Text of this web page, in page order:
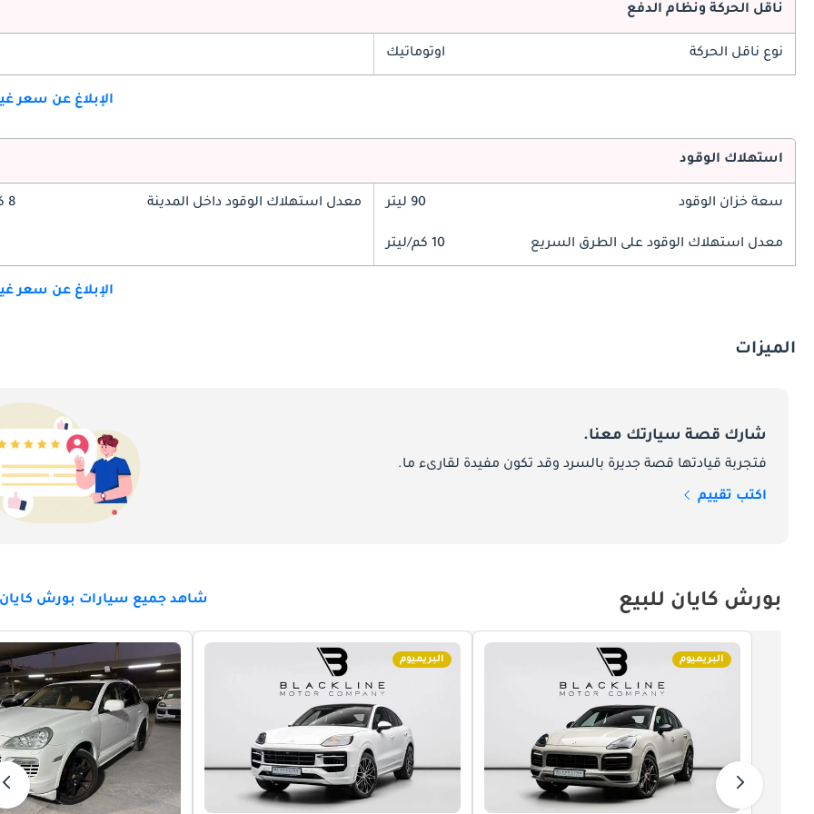
ناقل الحركة ونظام الدفع
نوع ناقل الحركة اوتوماتيك
الإبلاغ عن سعر
استهلاك الوقود
سعة خزان الوقود 90 ليتر معدل استهلاك الوقود داخل المدينة 8 كم/ليتر
معدل استهلاك الوقود على الطرق السريع 10 كم/ليتر
الإبلاغ عن سعر
الميزات
شارك قصة سيارتك معنا.
فتجربة قيادتها قصة جديرة بالسرد وقد تكون مفيدة لقارىء ما.
اكتب تقييم
بورش كايان للبيع شاهد جميع سيارات بورش كايان
البريميوم البريميوم